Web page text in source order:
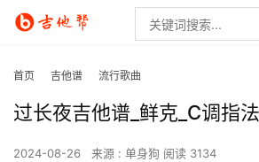
首页 吉他谱 流行歌曲
过长夜吉他谱_鲜克_C调指
2024-08-26 来源 : 单身狗 阅读 3134